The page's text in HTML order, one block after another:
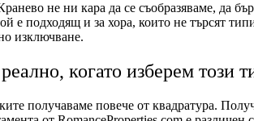
не ни кара да се съобразяваме, да
е подходящ и за хора, които не търсят
изключване.
когато изберем този
получаваме повече от квадратура.